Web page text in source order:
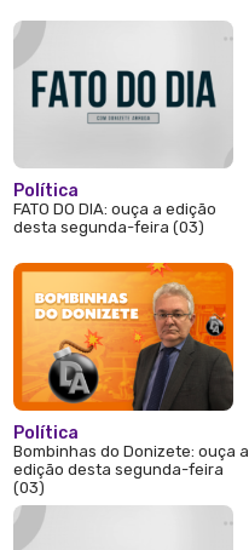
Política
FATO DO DIA: ouça a edição
desta segunda-feira (03)
Política
Bombinhas do Donizete: ouça a
edição desta segunda-feira
(03)